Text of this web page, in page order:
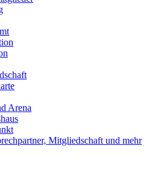
Arena
Mitgliedschaft und mehr